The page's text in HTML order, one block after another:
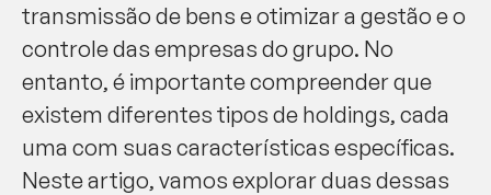
transmissão de bens e otimizar a gestão e o
controle das empresas do grupo. No
entanto, é importante compreender que
existem diferentes tipos de holdings, cada
uma com suas características específicas.
Neste artigo, vamos explorar duas dessas